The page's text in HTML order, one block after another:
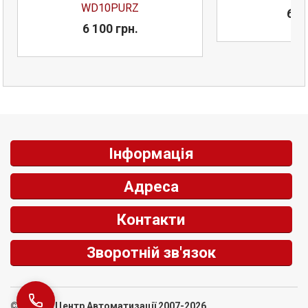
WD10PURZ
6 100 грн.
Інформація
Адреса
Контакти
Зворотній зв'язок
© СІРІУС Центр Автоматизації 2007-2026